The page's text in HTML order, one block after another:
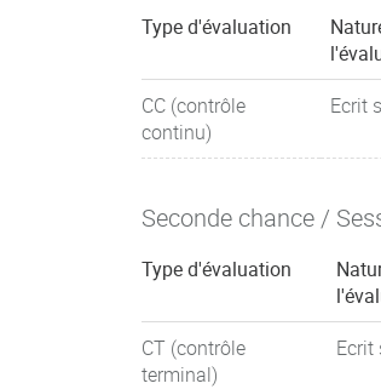
Type d'évaluation
CC (contrôle
continu)
Ecrit
Seconde chance /
Type d'évaluation
CT (contrôle
terminal)
Ecrit